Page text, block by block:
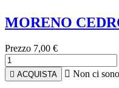
MORENO
Prezzo 7,00 €
 ACQUISTA  Non ci